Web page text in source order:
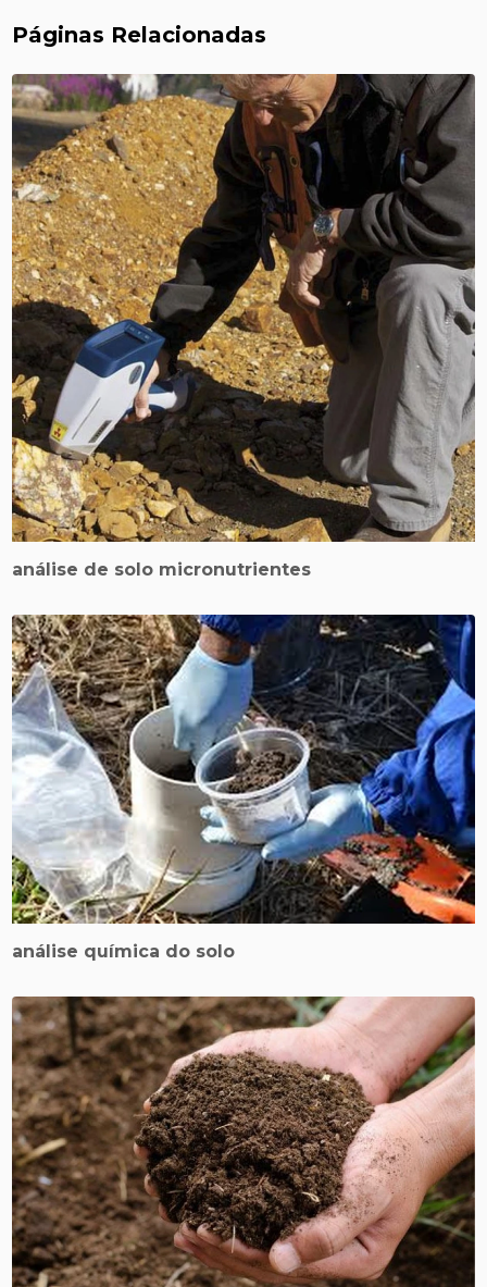
Páginas Relacionadas
análise de solo micronutrientes
análise química do solo